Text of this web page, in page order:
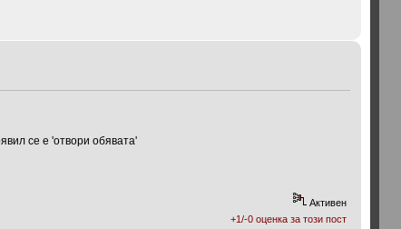
се е 'отвори обявата'
Активен
+1/-0 оценка за този пост